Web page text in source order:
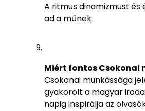
A ritmus dinamizmust és
ad a műnek.
Miért fontos Csokonai
Csokonai munkássága
gyakorolt a magyar
napig inspirálja az